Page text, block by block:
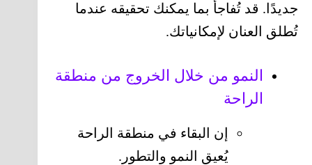
جديدًا. قد تُفاجأ بما يمكنك تحقيقه عندما
تُطلق العنان لإمكانياتك.
النمو من خلال الخروج من منطقة
الراحة
إن البقاء في منطقة الراحة
يُعيق النمو والتطور.